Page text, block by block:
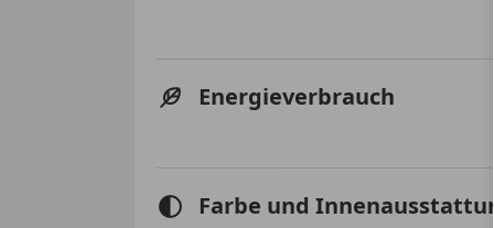
Energieverbrauch
Farbe und